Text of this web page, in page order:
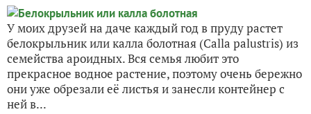
У моих друзей на даче каждый год в пруду растет
белокрыльник или калла болотная (Calla palustris) из
семейства ароидных. Вся семья любит это
прекрасное водное растение, поэтому очень бережно
они уже обрезали её листья и занесли контейнер с
ней в...